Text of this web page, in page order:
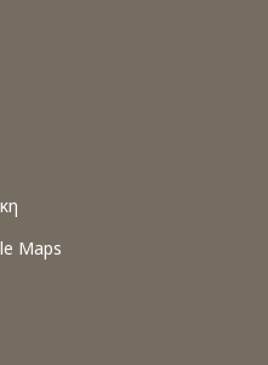
Maps